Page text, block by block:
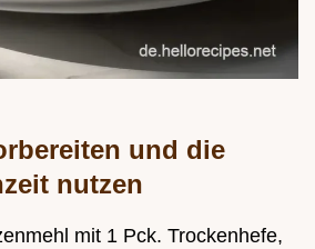
und die
nutzen
mit 1 Pck. Trockenhefe,